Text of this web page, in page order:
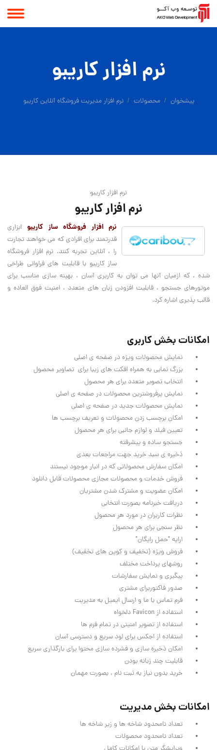
نرم افزار کاریبو
پیشخوان محصولات نرم افزار مدیریت فروشگاه آنلاین کاریبو
نرم افزار کاریبو
نرم افزار کاریبو
نرم افزار فروشگاه ساز کاریبوابزاری
قدرتمند برای افرادی که می خواهند تجارت
را ، آنلاین تجربه کنند. نرم افزار فروشگاه
ساز کاریبو با قابلیت های فراوانی طراحی
شده ، که ازمیان آنها می توان به کاربری آسان ، بهینه سازی مناسب برای
موتورهای جستجو ، قابلیت افزودن زبان های متعدد ، امنیت فوق العاده و
قالب پذیری اشاره کرد.
امکانات بخش کاربری
نمایش محصولات ویژه در صفحه ی اصلی
بزرگ نمایی به همراه افکت های زیبا برای تصاویر محصول
انتخاب تصویر متعدد برای هر محصول
نمایش پرفروشترین محصولات در صفحه ی اصلی
نمایش محصولات جدید در صفحه ی اصلی
امکان برچسب زدن محصولات و تعریف برچسب ها
تعیین فیلد و لوازم جانبی برای هر محصول
جستجو ساده و پیشرفته
ذخیره ی سبد خرید جهت مراجعات بعدی
امکان سفارش محصولاتی که در انبار موجود نیستند
فروش خدمات و محصولات مجازی محصولات قابل دانلود
امکان عضویت و مشترک شدن مشتریان
دریافت خبرنامه بصورت انتخابی
نظرات کاربران در مورد هر محصول
نظر سنجی برای هر محصول
ارایه "حمل رایگان"
فروش ویژه (تخفیف و کوپن های تخفیف)
روشهای پرداخت مختلف
پیگیری و نمایش سفارشات
صدور فاکتوربرای مشتری
فرم تماس با ما و ارسال ایمیل به مدیریت
استفاده از Favicon دلخواه
استفاده از تصویر امنیتی در تمام فرم ها
استفاده از اجکس برای لود سریع و دسترسی آسان
امکان ذخیره سازی و فشرده سازی محتوا برای بارگذاری سریع
قابلیت چند زبانه بودن
خرید بدون نیاز به ثبت نام ، بصورت مهمان
امکانات بخش مدیریت
تعداد نامحدود شاخه ها و زیر شاخه ها
تعداد نامحدود محصولات